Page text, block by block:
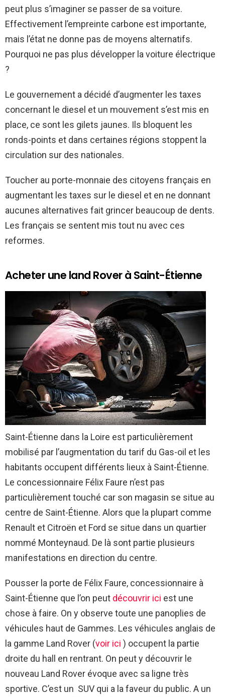
peut plus s’imaginer se passer de sa voiture.
Effectivement l’empreinte carbone est importante,
mais l’état ne donne pas de moyens alternatifs.
Pourquoi ne pas plus développer la voiture électrique
?
Le gouvernement a décidé d’augmenter les taxes
concernant le diesel et un mouvement s’est mis en
place, ce sont les gilets jaunes. Ils bloquent les
ronds-points et dans certaines régions stoppent la
circulation sur des nationales.
Toucher au porte-monnaie des citoyens français en
augmentant les taxes sur le diesel et en ne donnant
aucunes alternatives fait grincer beaucoup de dents.
Les français se sentent mis tout nu avec ces
reformes.
Acheter une land Rover à Saint-Étienne
Saint-Étienne dans la Loire est particulièrement
mobilisé par l’augmentation du tarif du Gas-oil et les
habitants occupent différents lieux à Saint-Étienne.
Le concessionnaire Félix Faure n’est pas
particulièrement touché car son magasin se situe au
centre de Saint-Étienne. Alors que la plupart comme
Renault et Citroën et Ford se situe dans un quartier
nommé Monteynaud. De là sont partie plusieurs
manifestations en direction du centre.
Pousser la porte de Félix Faure, concessionnaire à
Saint-Étienne que l’on peut découvrir ici est une
chose à faire. On y observe toute une panoplies de
véhicules haut de Gammes. Les véhicules anglais de
la gamme Land Rover (voir ici ) occupent la partie
droite du hall en rentrant. On peut y découvrir le
nouveau Land Rover évoque avec sa ligne très
sportive. C’est un SUV qui a la faveur du public. A un